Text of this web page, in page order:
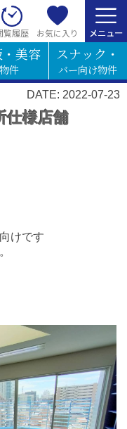
覧履歴 お気に入り
美容
物件
スナック・
バー向け物件
DATE: 2022-07-23
仕様店舗
けです